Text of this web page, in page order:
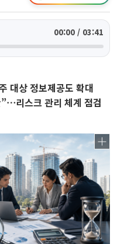
00:00 / 03:41
대상 정보제공도 확대
리스크 관리 체계 점검